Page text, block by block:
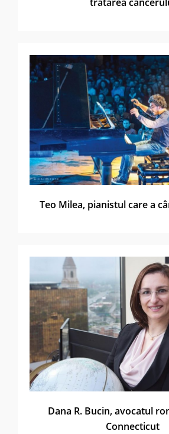
Teo Milea, pianistul care a
Dana R. Bucin, avocatul
Connecticut